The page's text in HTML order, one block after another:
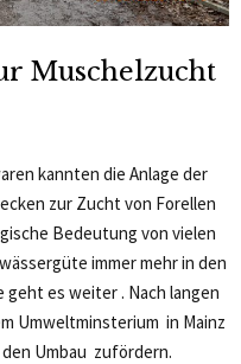
Muschelzucht
kannten die Anlage der
zur Zucht von Forellen
Bedeutung von vielen
immer mehr in den
es weiter . Nach langen
Umweltminsterium in Mainz
Umbau zufördern.